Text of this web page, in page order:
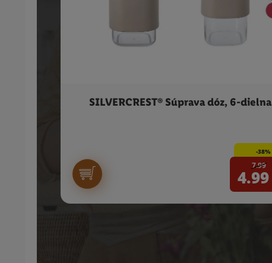
SILVERCREST® Súprava dóz, 6-dielna
-38%
7.99
4.99